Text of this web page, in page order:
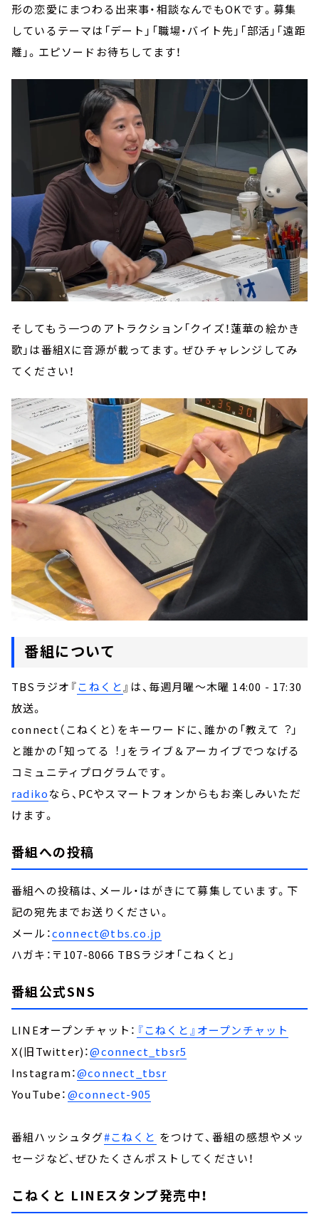
形の恋愛にまつわる出来事・相談なんでもOKです。募集
しているテーマは「デート」「職場・バイト先」「部活」「遠距
離」。エピソードお待ちしてます！
そしてもう一つのアトラクション「クイズ！蓮華の絵かき
歌」は番組Xに音源が載ってます。ぜひチャレンジしてみ
てください！
番組について
TBSラジオ『こねくと 』は、毎週月曜～木曜 14:00 - 17:30
放送。
connect（こねくと）をキーワードに、誰かの「教えて︖」
と誰かの「知ってる︕」をライブ＆アーカイブでつなげる
コミュニティプログラムです。
radikoなら、PCやスマートフォンからもお楽しみいただ
けます。
番組への投稿
番組への投稿は、メール・はがきにて募集しています。下
記の宛先までお送りください。
メール：connect@tbs.co.jp
ハガキ：〒107-8066 TBSラジオ「こねくと」
番組公式SNS
LINEオープンチャット： 『こねくと』オープンチャット
X(旧Twitter)：@connect_tbsr5
Instagram：@connect_tbsr
YouTube：@connect-905
番組ハッシュタグ#こねくと をつけて、番組の感想やメッ
セージなど、ぜひたくさんポストしてください！
こねくと LINEスタンプ発売中！